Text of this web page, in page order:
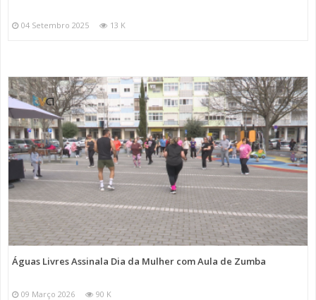
04 Setembro 2025 13 K
Águas Livres Assinala Dia da Mulher com Aula de Zumba
09 Março 2026 90 K